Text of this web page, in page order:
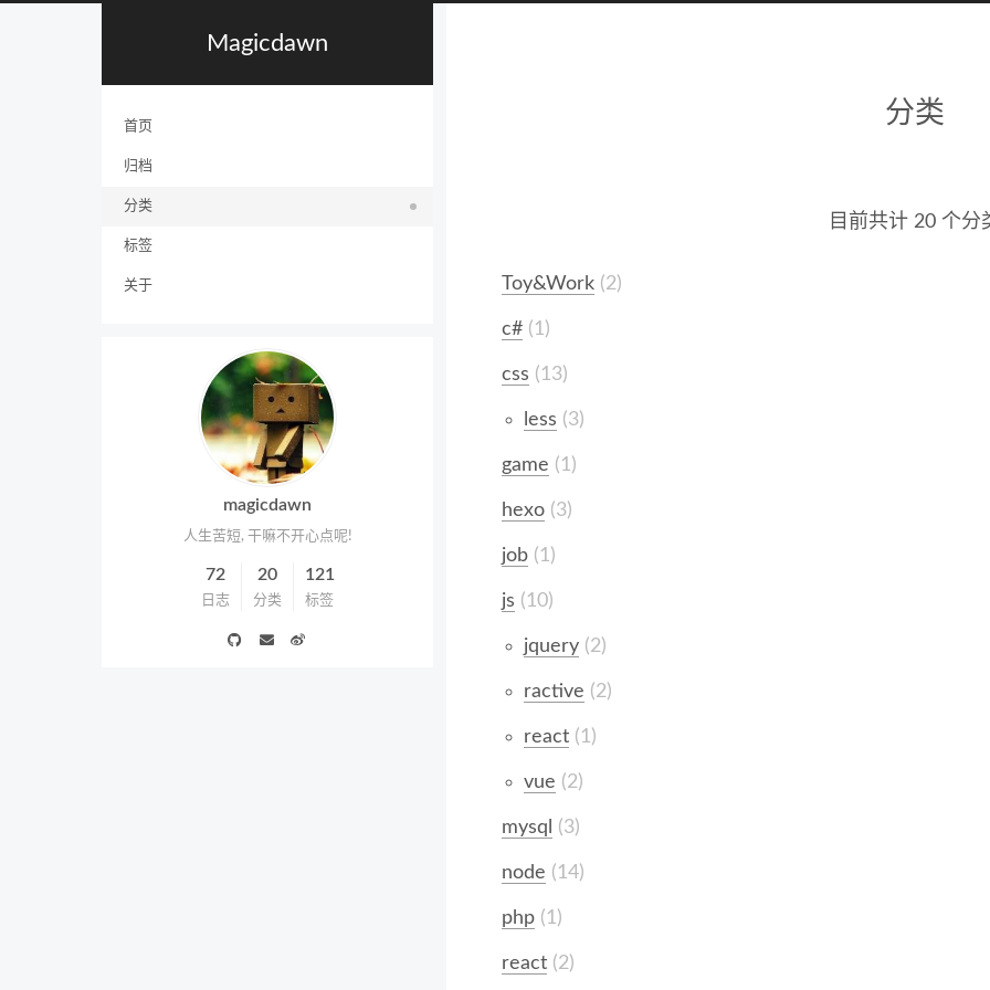
Magicdawn
首页
归档
分类
标签
关于
分类
目前共计 20 个分
Toy&Work 2
c# 1
css 13
less 3
game 1
hexo 3
job 1
js 10
jquery 2
ractive 2
react 1
vue 2
mysql 3
node 14
php 1
react 2
magicdawn
人生苦短, 干嘛不开心点呢!
72
日志
20
分类
121
标签